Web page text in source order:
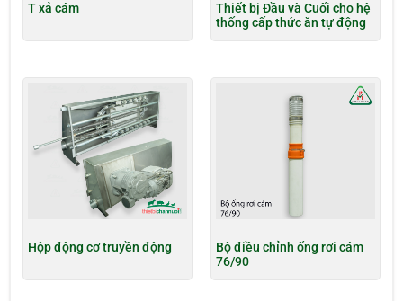
T xả cám
Thiết bị Đầu và Cuối cho hệ
thống cấp thức ăn tự động
Hộp động cơ truyền động
Bộ điều chỉnh ống rơi cám
76/90